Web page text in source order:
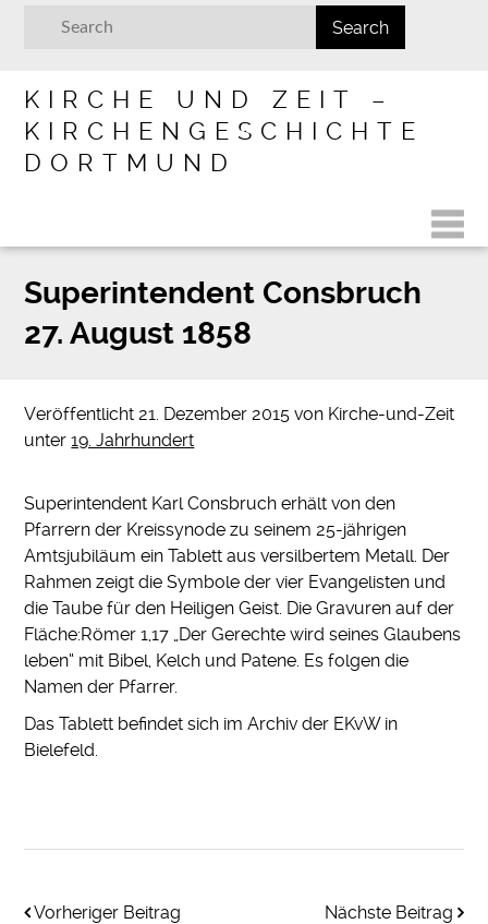
KIRCHE UND ZEIT –
KIRCHENGESCHICHTE
DORTMUND
Superintendent Consbruch
27. August 1858
Veröffentlicht21. Dezember 2015 von Kirche-und-Zeit
unter19. Jahrhundert
Superintendent Karl Consbruch erhält von den
Pfarrern der Kreissynode zu seinem 25-jährigen
Amtsjubiläum ein Tablett aus versilbertem Metall. Der
Rahmen zeigt die Symbole der vier Evangelisten und
die Taube für den Heiligen Geist. Die Gravuren auf der
Fläche:Römer 1,17 „Der Gerechte wird seines Glaubens
leben“ mit Bibel, Kelch und Patene. Es folgen die
Namen der Pfarrer.
Das Tablett befindet sich im Archiv der EKvW in
Bielefeld.
Vorheriger Beitrag Nächste Beitrag